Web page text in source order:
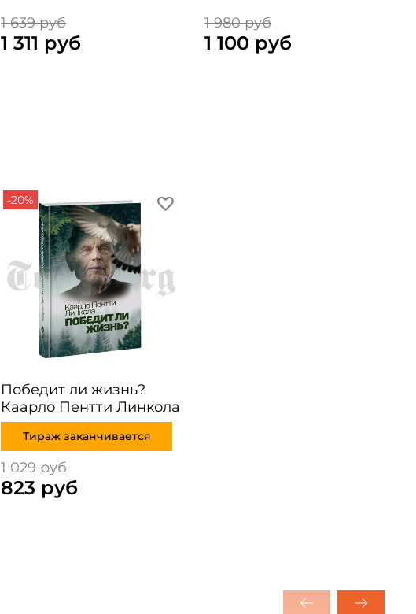
1 639 руб
1 311 руб
1 980 руб
1 100 руб
-20%
Победит ли жизнь?
Каарло Пентти Линкола
Тираж заканчивается
1 029 руб
823 руб